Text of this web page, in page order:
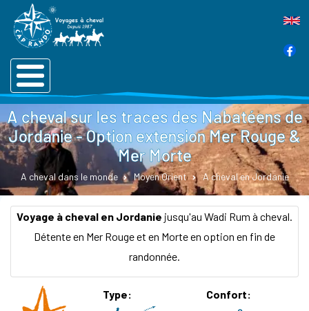
A cheval sur les traces des Nabatéens de
Jordanie - Option extension Mer Rouge &
Mer Morte
A cheval dans le monde Moyen Orient A cheval en Jordanie
Voyage à cheval en Jordanie jusqu'au Wadi Rum à cheval.
Détente en Mer Rouge et en Morte en option en fin de
randonnée.
Type Confort